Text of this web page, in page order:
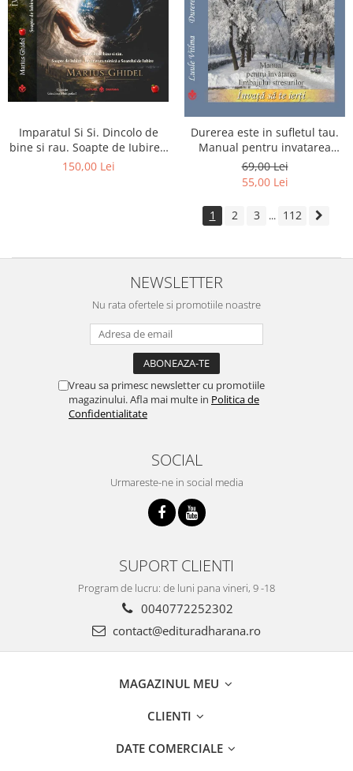
Imparatul Si Si. Dincolo de
bine si rau. Soapte de Iubire -
Invatatura tainica a Soarelui
150,00 Lei
Durerea este in sufletul tau.
Manual pentru invatarea
limbajului stresurilor Seria
Invata sa te Ierti Luule Viilma
69,00 Lei
55,00 Lei
1 2 3 ... 112
NEWSLETTER
Nu rata ofertele si promotiile noastre
Vreau sa primesc newsletter cu promotiile
magazinului. Afla mai multe in Politica de
Confidentialitate
SOCIAL
Urmareste-ne in social media
SUPORT CLIENTI
Program de lucru: de luni pana vineri, 9 -18
0040772252302
contact@edituradharana.ro
MAGAZINUL MEU
CLIENTI
DATE COMERCIALE